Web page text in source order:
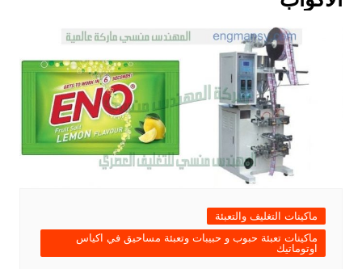
ماكينات التغليف والتعبئة
ماكينات تعبئة حبوب و حبيبات وتعبئة مساحيق في اكياس
اوتوماتيك